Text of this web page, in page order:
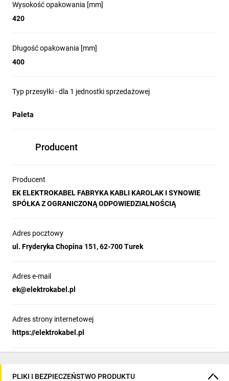
Wysokość opakowania [mm]
420
Długość opakowania [mm]
400
Typ przesyłki - dla 1 jednostki sprzedażowej
Paleta
Producent
Producent
EK ELEKTROKABEL FABRYKA KABLI KAROLAK I SYNOWIE
SPÓŁKA Z OGRANICZONĄ ODPOWIEDZIALNOŚCIĄ
Adres pocztowy
ul. Fryderyka Chopina 151, 62-700 Turek
Adres e-mail
ek@elektrokabel.pl
Adres strony internetowej
https://elektrokabel.pl
PLIKI I BEZPIECZEŃSTWO PRODUKTU